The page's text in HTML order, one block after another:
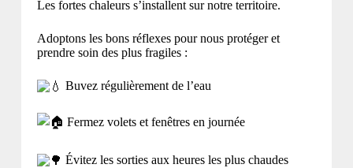
Les fortes chaleurs s’installent sur notre territoire.
Adoptons les bons réflexes pour nous protéger et
prendre soin des plus fragiles :
Buvez régulièrement de l’eau
Fermez volets et fenêtres en journée
Évitez les sorties aux heures les plus chaudes